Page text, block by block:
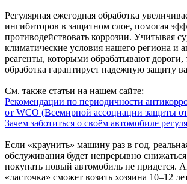
Регулярная ежегодная обработка
ингибиторов в защитном слое, помогая
противодействовать коррозии. Учитывая
климатические условия нашего региона и
реагенты, которыми обрабатывают дороги,
обработка гарантирует надежную защиту
См. также статьи на нашем сайте:
Рекомендации по периодичности
от WCO (Всемирной ассоциации защиты
Зачем заботиться о своём автомобиле
Если «краунить» машину раз в год,
обслуживания будет непрерывно
покупать новый автомобиль не придется.
«ласточка» сможет возить хозяина 10–12